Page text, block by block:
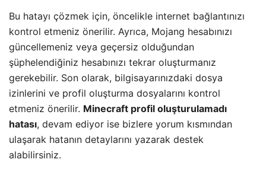
Bu hatayı çözmek için, öncelikle internet bağlantınızı
kontrol etmeniz önerilir. Ayrıca, Mojang hesabınızı
güncellemeniz veya geçersiz olduğundan
şüphelendiğiniz hesabınızı tekrar oluşturmanız
gerekebilir. Son olarak, bilgisayarınızdaki dosya
izinlerini ve profil oluşturma dosyalarını kontrol
etmeniz önerilir. Minecraft profil oluşturulamadı
hatası, devam ediyor ise bizlere yorum kısmından
ulaşarak hatanın detaylarını yazarak destek
alabilirsiniz.